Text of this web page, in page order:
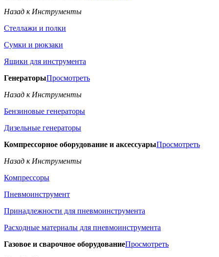
Назад к Инструменты
Стеллажи и полки
Сумки и рюкзаки
Ящики для инструмента
ГенераторыПросмотреть
Назад к Инструменты
Бензиновые генераторы
Дизельные генераторы
Компрессорное оборудование и аксессуарыПросмотреть
Назад к Инструменты
Компрессоры
Пневмоинструмент
Принадлежности для пневмоинструмента
Расходные материалы для пневмоинструмента
Газовое и сварочное оборудованиеПросмотреть